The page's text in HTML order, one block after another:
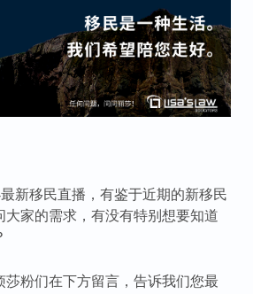
新移民直播，有鉴于近期的新移民
大家的需求，有没有特别想要知道
莎粉们在下方留言，告诉我们您最